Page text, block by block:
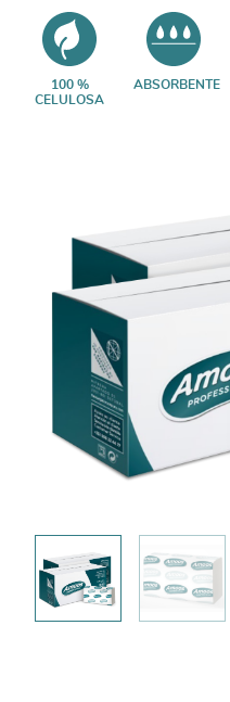
100 %
CELULOSA
ABSORBENTE